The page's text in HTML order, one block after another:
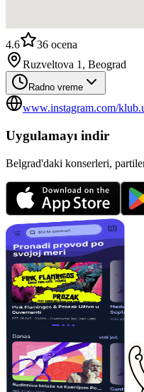
4.6 36 ocena
Ruzveltova 1, Beograd
Radno vreme
www.instagram.com/
Uygulamayı indir
Belgrad'daki konserleri,